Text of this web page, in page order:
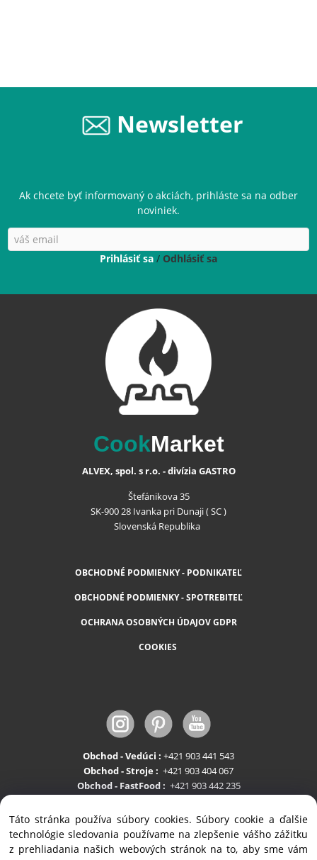
Newsletter
Ak chcete byť informovaný o akciách, prihláste sa na odber
noviniek.
Prihlásiť sa / Odhlásiť sa
CookMarket
ALVEX, spol. s r.o. - divízia GASTRO
Štefánikova 35
SK-900 28 Ivanka pri Dunaji ( SC )
Slovenská Republika
OBCHODNÉ PODMIENKY - PODNIKATEĽ
OBCHODNÉ PODMIENKY - SPOTREBITEĽ
OCHRANA OSOBNÝCH ÚDAJOV GDPR
COOKIES
Obchod - Vedúci : +421 903 441 543
Obchod - Stroje : +421 903 404 067
Obchod - FastFood : +421 903 442 235
Táto stránka používa súbory cookies. Súbory cookie a ďalšie
technológie sledovania používame na zlepšenie vášho zážitku
z prehliadania našich webových stránok na to, aby sme vám